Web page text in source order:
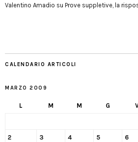
Valentino Amadio su Prove suppletive, la
CALENDARIO ARTICOLI
MARZO 2009
L M M G
2 3 4 5 6